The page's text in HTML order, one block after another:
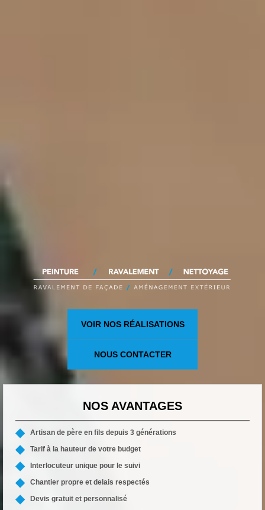
VOIR NOS RÉALISATIONS
NOUS CONTACTER
NOS AVANTAGES
Artisan de père en fils depuis 3 générations
Tarif à la hauteur de votre budget
Interlocuteur unique pour le suivi
Chantier propre et delais respectés
Devis gratuit et personnalisé